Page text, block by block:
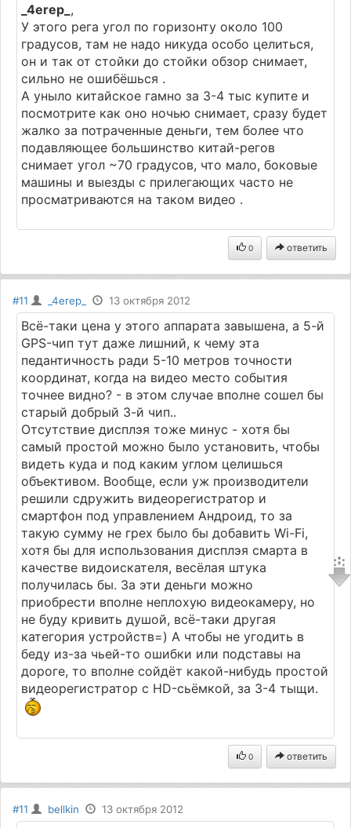
_4erep_ ,
У этого рега угол по горизонту около 100
градусов, там не надо никуда особо целиться,
он и так от стойки до стойки обзор снимает,
сильно не ошибёшься .
А уныло китайское гамно за 3-4 тыс купите и
посмотрите как оно ночью снимает, сразу будет
жалко за потраченные деньги, тем более что
подавляющее большинство китай-регов
снимает угол ~70 градусов, что мало, боковые
машины и выезды с прилегающих часто не
просматриваются на таком видео .
0 ответить
#11 _4erep_ 13 октября 2012
Всё-таки цена у этого аппарата завышена, а 5-й
GPS-чип тут даже лишний, к чему эта
педантичность ради 5-10 метров точности
координат, когда на видео место события
точнее видно? - в этом случае вполне сошел бы
старый добрый 3-й чип..
Отсутствие дисплэя тоже минус - хотя бы
самый простой можно было установить, чтобы
видеть куда и под каким углом целишься
объективом. Вообще, если уж производители
решили сдружить видеорегистратор и
смартфон под управлением Андроид, то за
такую сумму не грех было бы добавить Wi-Fi,
хотя бы для использования дисплэя смарта в
качестве видоискателя, весёлая штука
получилась бы. За эти деньги можно
приобрести вполне неплохую видеокамеру, но
не буду кривить душой, всё-таки другая
категория устройств=) А чтобы не угодить в
беду из-за чьей-то ошибки или подставы на
дороге, то вполне сойдёт какой-нибудь простой
видеорегистратор с HD-сьёмкой, за 3-4 тыщи.
0 ответить
#11 bellkin 13 октября 2012